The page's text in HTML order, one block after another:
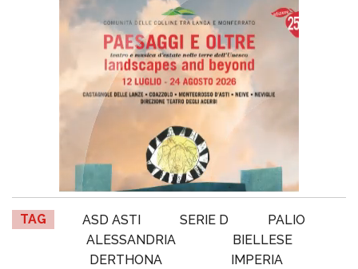
TAG ASD ASTI SERIE D
PALIO
ALESSANDRIA
BIELLESE
DERTHONA
IMPERIA